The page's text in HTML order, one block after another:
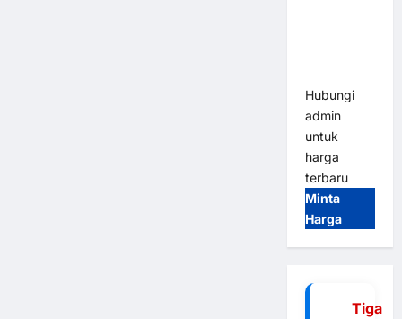
Hubungi
admin
untuk
harga
terbaru
Minta
Harga
Tiga